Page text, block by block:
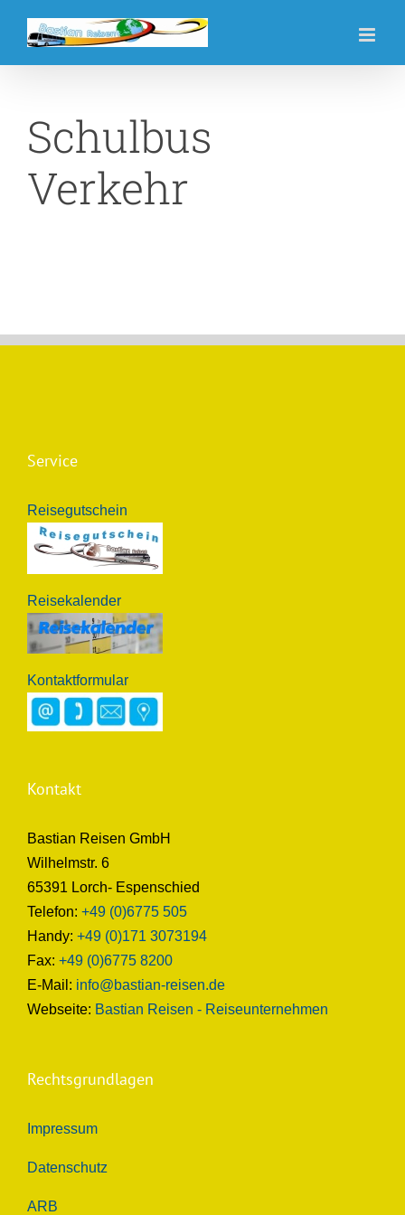
Inhalt
Schulbus
Verkehr
Service
Reisegutschein
Reisekalender
Kontaktformular
Kontakt
Bastian Reisen GmbH
Wilhelmstr. 6
65391 Lorch- Espenschied
Telefon: +49 (0)6775 505
Handy: +49 (0)171 3073194
Fax: +49 (0)6775 8200
E-Mail: info@bastian-reisen.de
Webseite: Bastian Reisen - Reiseunternehmen
Rechtsgrundlagen
Impressum
Datenschutz
ARB